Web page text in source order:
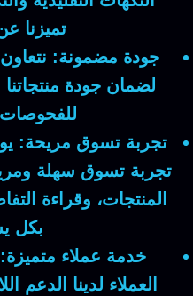
تميزنا
جودة مضمونة:
لضمان جودة
للفحوصات
تجربة تسوق مريحة:
تجربة تسوق سهلة
المنتجات، وقراءة
بكل
خدمة عملاء متميزة:
العملاء لدينا الدعم